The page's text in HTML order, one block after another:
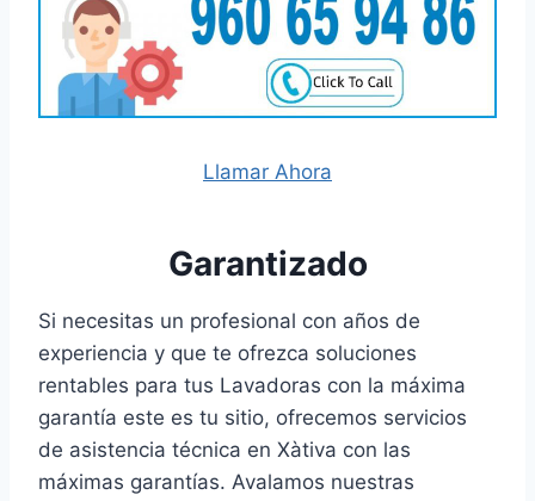
Llamar Ahora
Garantizado
Si necesitas un profesional con años de
experiencia y que te ofrezca soluciones
rentables para tus Lavadoras con la máxima
garantía este es tu sitio, ofrecemos servicios
de asistencia técnica en Xàtiva con las
máximas garantías. Avalamos nuestras